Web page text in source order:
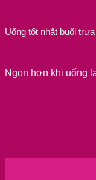
Uống tốt nhất buổi
Ngon hơn khi uống